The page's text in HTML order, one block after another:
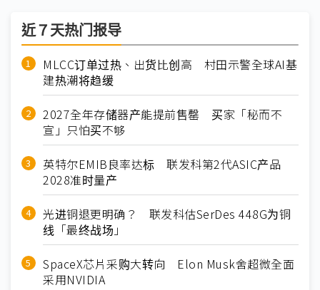
近７天热门报导
MLCC订单过热、出货比创高 村田示警全球AI基
建热潮将趋缓
2027全年存储器产能提前售罄 买家「秘而不
宣」只怕买不够
英特尔EMIB良率达标 联发科第2代ASIC产品
2028准时量产
光进铜退更明确？ 联发科估SerDes 448G为铜
线「最终战场」
SpaceX芯片采购大转向 Elon Musk舍超微全面
采用NVIDIA